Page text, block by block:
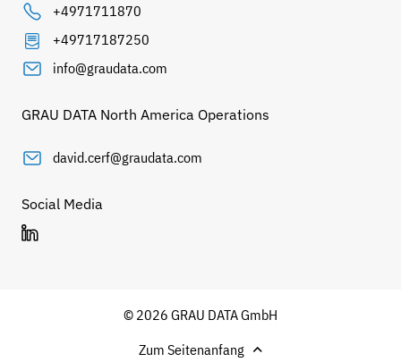
+4971711870
+49717187250
info@graudata.com
GRAU DATA North America Operations
david.cerf@graudata.com
Social Media
© 2026 GRAU DATA GmbH
Zum Seitenanfang